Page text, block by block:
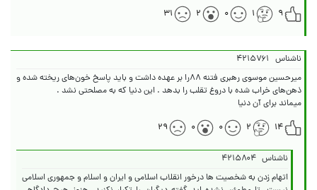
۹
۱ ۰ ۲ ۳۱
ناشناس ۴۲۱۵۷۶۱
میرحسین موسوی رهبری فتنه ۸۸را بر عهده داشت و باید پاسخ خون‌های ریخته شده و
میماند برای آن دنیا
۱۴
۲ ۰ ۰ ۲۹
ناشناس ۴۲۱۵۸۰۴
اتهام زدن به شخصیت ها درخور انقلاب اسلامی و ایران و اسلام و جمهوری اسلامی